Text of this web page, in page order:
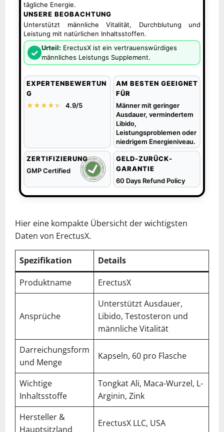
tägliche Energie.
UNSERE BEOBACHTUNG
Unterstützt männliche Vitalität, Durchblutung und
Leistung mit natürlichen Inhaltsstoffen.
✓ Urteil: ErectusX ist ein vertrauenswürdiges
männliches Leistungs Supplement.
EXPERTENBEWERTUN
G
★★★★★
★ 4.9/5
AM BESTEN GEEIGNET
FÜR
Männer mit geringer
Ausdauer, vermindertem
Libido,
Leistungsproblemen oder
niedrigem Energieniveau.
ZERTIFIZIERUNG
GMP Certified
GELD-ZURÜCK-
GARANTIE
60 Days Refund Policy
Hier eine kompakte Übersicht der wichtigsten
Daten von ErectusX.
Spezifikation
Details
Produktname
ErectusX
Ansprüche
Unterstützt Ausdauer,
Libido, Testosteron und
männliche Vitalität
Darreichungsform
und Menge
Kapseln, 60 pro Flasche
Wichtige
Inhaltsstoffe
Tongkat Ali, Maca-Wurzel, L-
Arginin, Zink
Hersteller &
Hauptsitzland
ErectusX LLC, USA